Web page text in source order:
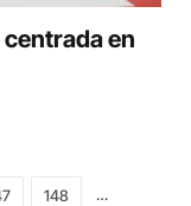
en
148 …